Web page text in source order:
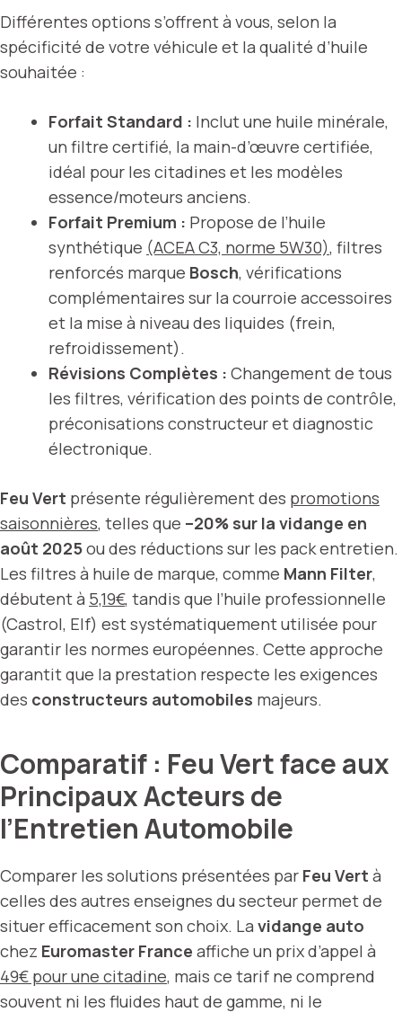
Différentes options s’offrent à vous, selon la
spécificité de votre véhicule et la qualité d’huile
souhaitée :
Forfait Standard : Inclut une huile minérale,
un filtre certifié, la main-d’œuvre certifiée,
idéal pour les citadines et les modèles
essence/moteurs anciens.
Forfait Premium : Propose de l’huile
synthétique (ACEA C3, norme 5W30), filtres
renforcés marque Bosch, vérifications
complémentaires sur la courroie accessoires
et la mise à niveau des liquides (frein,
refroidissement).
Révisions Complètes : Changement de tous
les filtres, vérification des points de contrôle,
préconisations constructeur et diagnostic
électronique.
Feu Vert présente régulièrement des promotions
saisonnières, telles que –20% sur la vidange en
août 2025ou des réductions sur les pack entretien.
Les filtres à huile de marque, comme Mann Filter,
débutent à 5,19€, tandis que l’huile professionnelle
(Castrol, Elf) est systématiquement utilisée pour
garantir les normes européennes. Cette approche
garantit que la prestation respecte les exigences
des constructeurs automobiles majeurs.
Comparatif : Feu Vert face aux
Principaux Acteurs de
l’Entretien Automobile
Comparer les solutions présentées par Feu Vert à
celles des autres enseignes du secteur permet de
situer efficacement son choix. La vidange auto
chez Euromaster France affiche un prix d’appel à
49€ pour une citadine, mais ce tarif ne comprend
souvent ni les fluides haut de gamme, ni le